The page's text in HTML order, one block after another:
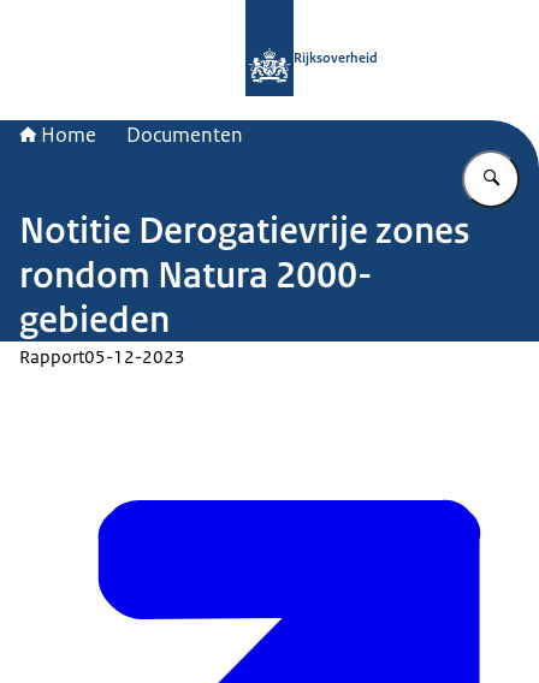
Rijksoverheid
Home Documenten
Notitie Derogatievrije zones
rondom Natura 2000-
gebieden
Rapport05-12-2023